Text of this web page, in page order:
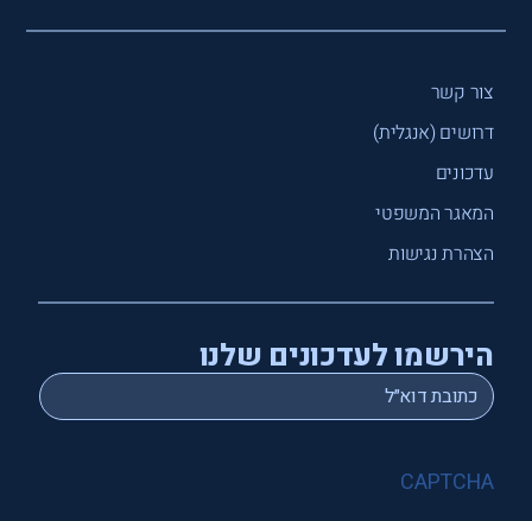
צור קשר
דרושים (אנגלית)
עדכונים
המאגר המשפטי
הצהרת נגישות
הירשמו לעדכונים שלנו
Email
*
CAPTCHA